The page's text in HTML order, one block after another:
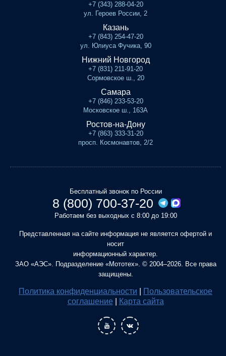
+7 (343) 288-04-20
ул. Героев России, 2
Казань
+7 (843) 254-47-20
ул. Юлиуса Фучика, 90
Нижний Новгород
+7 (831) 211-91-20
Сормовское ш., 20
Самара
+7 (846) 233-53-20
Московское ш., 163А
Ростов-на-Дону
+7 (863) 333-31-20
просп. Космонавтов, 2/2
Бесплатный звонок по России
8 (800) 700-37-20
Работаем без выходных с 8:00 до 19:00
Представленная на сайте информация не является офертой и
носит
информационный характер.
ЗАО «АЭС». Подразделение «Мототех». © 2004–2026. Все права
защищены.
Политика конфиденциальности
Пользовательское
соглашение
Карта сайта